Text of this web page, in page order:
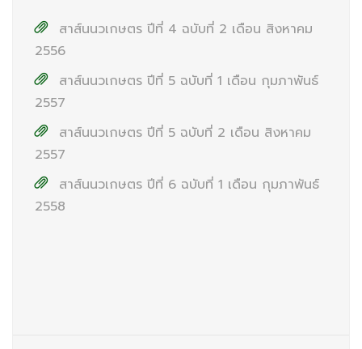
สาส์นนวเกษตร ปีที่ 4 ฉบับที่ 2 เดือน สิงหาคม
2556
สาส์นนวเกษตร ปีที่ 5 ฉบับที่ 1 เดือน กุมภาพันธ์
2557
สาส์นนวเกษตร ปีที่ 5 ฉบับที่ 2 เดือน สิงหาคม
2557
สาส์นนวเกษตร ปีที่ 6 ฉบับที่ 1 เดือน กุมภาพันธ์
2558